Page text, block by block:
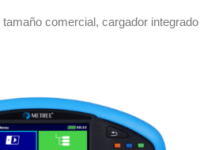
comercial, cargador integrado